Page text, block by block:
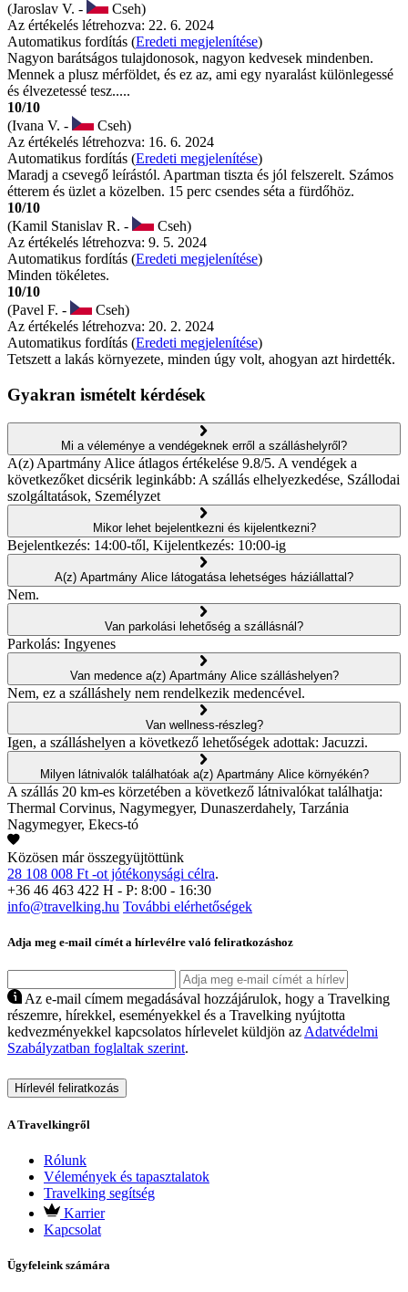
(Jaroslav V. -
Cseh)
Az értékelés létrehozva: 22. 6. 2024
Automatikus fordítás (Eredeti megjelenítése)
Nagyon barátságos tulajdonosok, nagyon kedvesek mindenben.
Mennek a plusz mérföldet, és ez az, ami egy nyaralást különlegessé
és élvezetessé tesz.....
10/10
(Ivana V. -
Cseh)
Az értékelés létrehozva: 16. 6. 2024
Automatikus fordítás (Eredeti megjelenítése)
Maradj a csevegő leírástól. Apartman tiszta és jól felszerelt. Számos
étterem és üzlet a közelben. 15 perc csendes séta a fürdőhöz.
10/10
(Kamil Stanislav R. -
Cseh)
Az értékelés létrehozva: 9. 5. 2024
Automatikus fordítás (Eredeti megjelenítése)
Minden tökéletes.
10/10
(Pavel F. -
Cseh)
Az értékelés létrehozva: 20. 2. 2024
Automatikus fordítás (Eredeti megjelenítése)
Tetszett a lakás környezete, minden úgy volt, ahogyan azt hirdették.
Gyakran ismételt kérdések
Mi a véleménye a vendégeknek erről a szálláshelyről?
A(z) Apartmány Alice átlagos értékelése 9.8/5. A vendégek a
következőket dicsérik leginkább: A szállás elhelyezkedése, Szállodai
szolgáltatások, Személyzet
Mikor lehet bejelentkezni és kijelentkezni?
Bejelentkezés: 14:00-től, Kijelentkezés: 10:00-ig
A(z) Apartmány Alice látogatása lehetséges háziállattal?
Nem.
Van parkolási lehetőség a szállásnál?
Parkolás: Ingyenes
Van medence a(z) Apartmány Alice szálláshelyen?
Nem, ez a szálláshely nem rendelkezik medencével.
Van wellness-részleg?
Igen, a szálláshelyen a következő lehetőségek adottak: Jacuzzi.
Milyen látnivalók találhatóak a(z) Apartmány Alice környékén?
A szállás 20 km-es körzetében a következő látnivalókat találhatja:
Thermal Corvinus, Nagymegyer, Dunaszerdahely, Tarzánia
Nagymegyer, Ekecs-tó
Közösen már összegyüjtöttünk
28 108 008 Ft -ot jótékonysági célra.
+36 46 463 422 H - P: 8:00 - 16:30
info@travelking.hu További elérhetőségek
Adja meg e-mail címét a hírlevélre való feliratkozáshoz
Az e-mail címem megadásával hozzájárulok, hogy a Travelking
részemre, hírekkel, eseményekkel és a Travelking nyújtotta
kedvezményekkel kapcsolatos hírlevelet küldjön az Adatvédelmi
Szabályzatban foglaltak szerint.
Hírlevél feliratkozás
A Travelkingről
Rólunk
Vélemények és tapasztalatok
Travelking segítség
Karrier
Kapcsolat
Ügyfeleink számára